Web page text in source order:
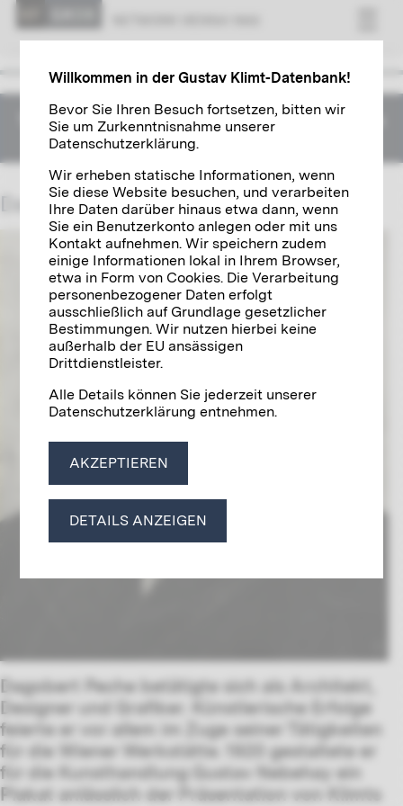
This content is not yet available in English. You can
find the German version below.
Dagobert Peche
Dagobert Peche betätigte sich als Architekt,
Designer und Grafiker. Künstlerische Erfolge
feierte er vor allem im Zuge seiner Tätigkeiten
für die Wiener Werkstätte. 1920 gestaltete er
für die Kunsthandlung Gustav Nebehay ein
Plakat anlässlich der Präsentation von Klimts
Willkommen in der Gustav Klimt-Datenbank!
Bevor Sie Ihren Besuch fortsetzen, bitten wir
Sie um Zurkenntnisnahme unserer
Datenschutzerklärung.
Wir erheben statische Informationen, wenn
Sie diese Website besuchen, und verarbeiten
Ihre Daten darüber hinaus etwa dann, wenn
Sie ein Benutzerkonto anlegen oder mit uns
Kontakt aufnehmen. Wir speichern zudem
einige Informationen lokal in Ihrem Browser,
etwa in Form von Cookies. Die Verarbeitung
personenbezogener Daten erfolgt
ausschließlich auf Grundlage gesetzlicher
Bestimmungen. Wir nutzen hierbei keine
außerhalb der EU ansässigen
Drittdienstleister.
Alle Details können Sie jederzeit unserer
Datenschutzerklärung entnehmen.
AKZEPTIEREN
DETAILS ANZEIGEN